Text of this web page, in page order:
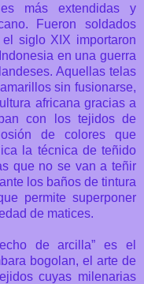
más extendidas y
Fueron soldados
siglo XIX importaron
en una guerra
Aquellas telas
sin fusionarse,
africana gracias a
con los tejidos de
de colores que
la técnica de teñido
que no se van a teñir
los baños de tintura
permite superponer
de matices.
de arcilla” es el
bogolan, el arte de
cuyas milenarias